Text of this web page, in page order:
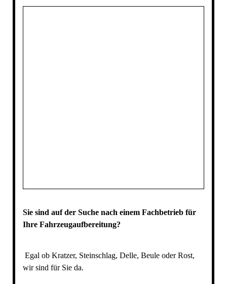
Sie sind auf der Suche nach einem Fachbetrieb für
Ihre Fahrzeugaufbereitung?
Egal ob Kratzer, Steinschlag, Delle, Beule oder Rost,
wir sind für Sie da.